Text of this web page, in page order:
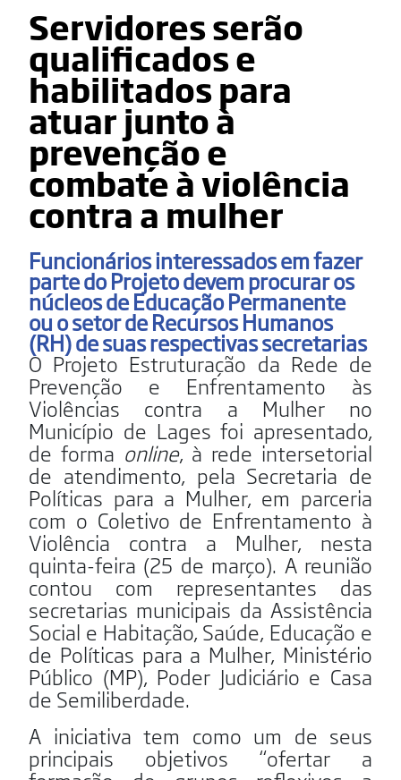
Servidores serão
qualificados e
habilitados para
atuar junto à
prevenção e
combate à violência
contra a mulher
Funcionários interessados em fazer
parte do Projeto devem procurar os
núcleos de Educação Permanente
ou o setor de Recursos Humanos
(RH) de suas respectivas secretarias
O Projeto Estruturação da Rede de
Prevenção e Enfrentamento às
Violências contra a Mulher no
Município de Lages foi apresentado,
de forma online, à rede intersetorial
de atendimento, pela Secretaria de
Políticas para a Mulher, em parceria
com o Coletivo de Enfrentamento à
Violência contra a Mulher, nesta
quinta-feira (25 de março). A reunião
contou com representantes das
secretarias municipais da Assistência
Social e Habitação, Saúde, Educação e
de Políticas para a Mulher, Ministério
Público (MP), Poder Judiciário e Casa
de Semiliberdade.
A iniciativa tem como um de seus
principais objetivos “ofertar a